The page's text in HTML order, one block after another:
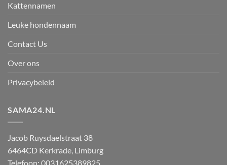
Kattennamen
Leuke hondennaam
Contact Us
Over ons
Privacybeleid
SAMA24.NL
Jacob Ruysdaelstraat 38
6464CD Kerkrade Limburg
Telefoon: 0031625389825